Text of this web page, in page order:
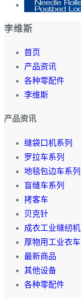
李维斯
首页
产品资讯
各种零配件
李维斯
产品资讯
缝袋口机系列
罗拉车系列
地毯包边车系列
盲缝车系列
拷客车
贝克针
成衣工业缝纫机
厚物用工业衣车
最新商品
其他设备
各种零配件